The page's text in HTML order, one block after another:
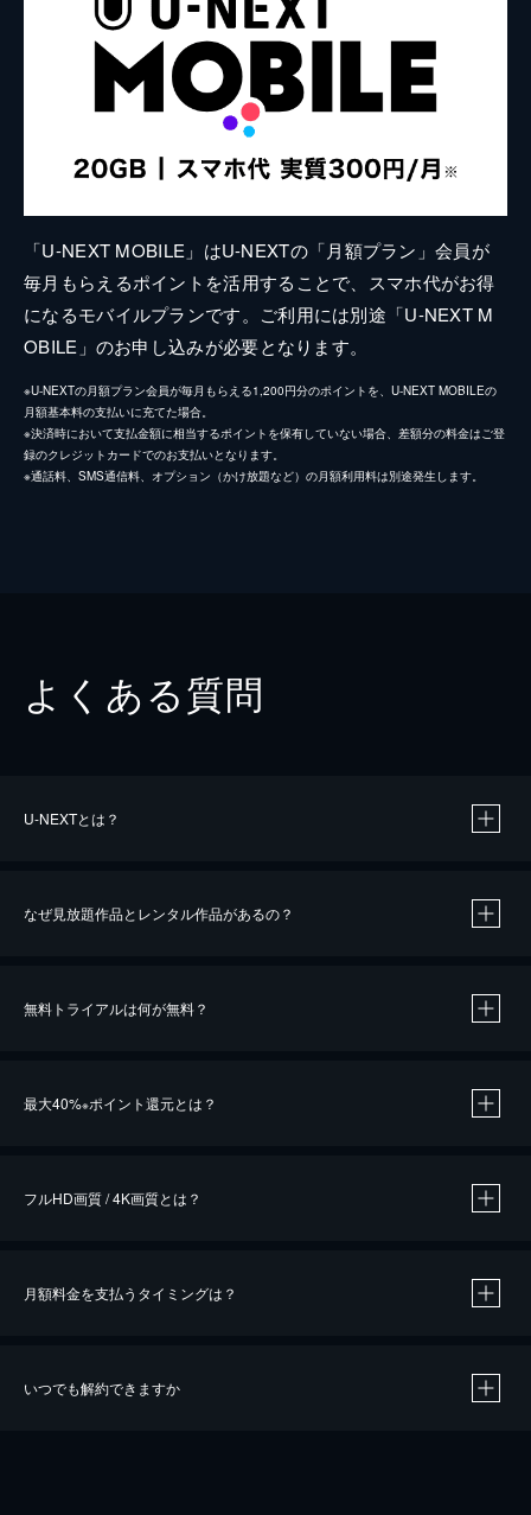
「U-NEXT MOBILE」はU-NEXTの「月額プラン」会員が
毎月もらえるポイントを活用することで、スマホ代がお得
になるモバイルプランです。ご利用には別途「U-NEXT M
OBILE」のお申し込みが必要となります。
※U-NEXTの月額プラン会員が毎月もらえる1,200円分のポイントを、U-NEXT MOBILEの
月額基本料の支払いに充てた場合。
※決済時において支払金額に相当するポイントを保有していない場合、差額分の料金はご登
録のクレジットカードでのお支払いとなります。
※通話料、SMS通信料、オプション（かけ放題など）の月額利用料は別途発生します。
よくある質問
U-NEXTとは？
なぜ見放題作品とレンタル作品があるの？
無料トライアルは何が無料？
最大40%※ポイント還元とは？
※40％ポイント還元の対象は、クレジットカード決済による作品の購入 / レンタルです。
iOSアプリのUコイン決済による作品の購入 / レンタルは、20％のポイント還元です。
フルHD画質 / 4K画質とは？
月額料金を支払うタイミングは？
いつでも解約できますか